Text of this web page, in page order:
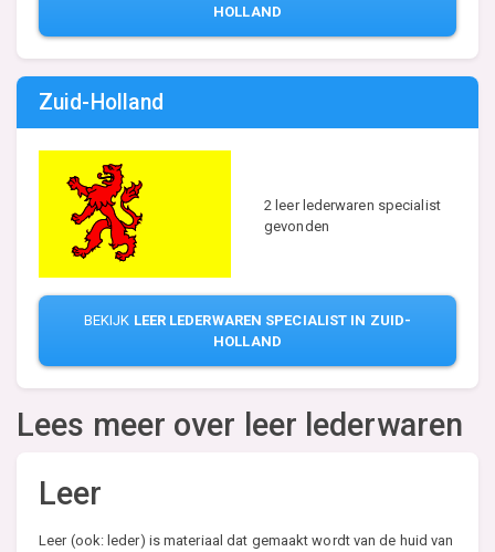
HOLLAND
Zuid-Holland
2 leer lederwaren specialist
gevonden
BEKIJK LEER LEDERWAREN SPECIALIST IN ZUID-
HOLLAND
Lees meer over leer lederwaren
Leer
Leer (ook: leder) is materiaal dat gemaakt wordt van de huid van